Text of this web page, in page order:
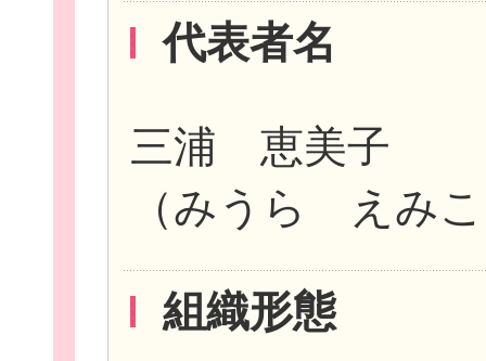
助成情報を探す
団体を探す
代表者名
三浦 恵美子
（みうら えみ
組織形態